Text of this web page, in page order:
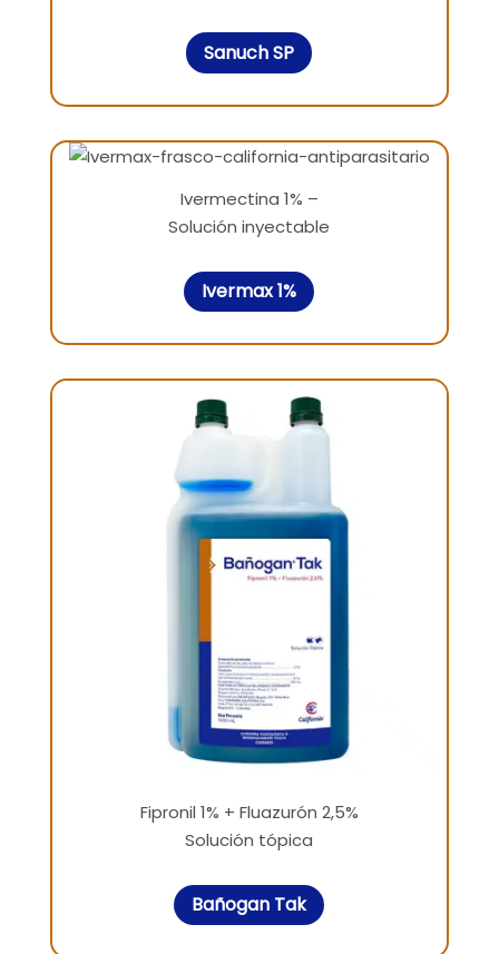
Sanuch SP
Ivermectina 1% –
Solución inyectable
Ivermax 1%
Fipronil 1% + Fluazurón 2,5%
Solución tópica
Bañogan Tak